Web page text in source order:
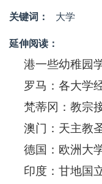
关键词： 大学
延伸阅读：
港一些幼稚园
澳门：天主教
印度：甘地国